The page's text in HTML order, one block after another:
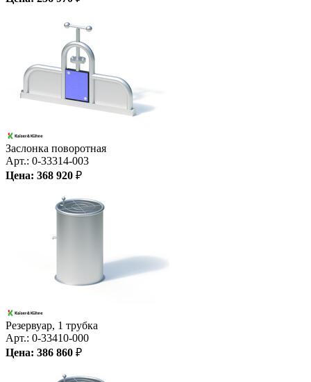
Заслонка поворотная
Арт.: 0-33314-003
Цена: 368 920 ₽
Резервуар, 1 трубка
Арт.: 0-33410-000
Цена: 386 860 ₽